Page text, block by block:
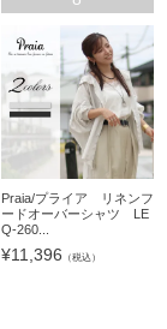
Praia/プライア リネンフ
ードオーバーシャツ LE
Q-260...
¥11,396 （税込）